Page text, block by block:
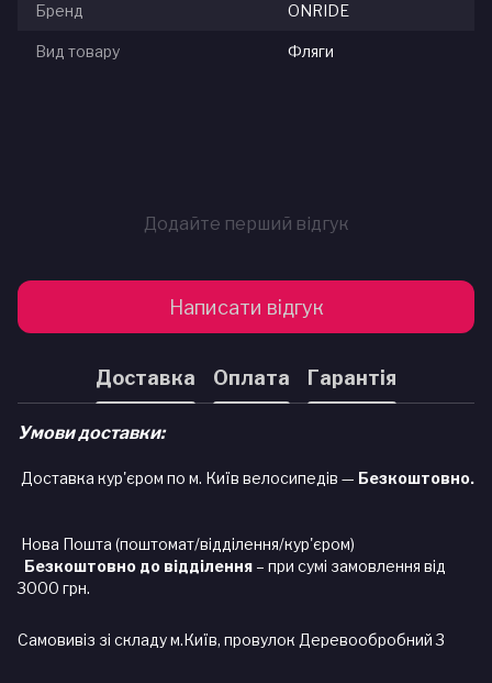
Бренд
ONRIDE
Вид товару Фляги
Додайте перший відгук
Написати відгук
Доставка Оплата Гарантія
Умови доставки:
Доставка кур'єром по м. Київ велосипедів — Безкоштовно.
Нова Пошта (поштомат/відділення/кур'єром)
Безкоштовно до відділення – при сумі замовлення від
3000 грн.
Самовивіз зі складу м.Київ, провулок Деревообробний 3